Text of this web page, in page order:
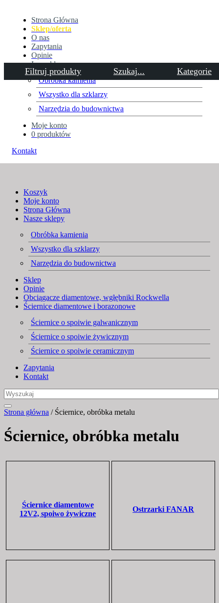
Filtruj produkty Szukaj... Kategorie
Strona Główna
Sklep/oferta
O nas
Zapytania
Opinie
Inne sklepy
Obróbka kamienia
Wszystko dla szklarzy
Narzędzia do budownictwa
Moje konto
0 produktów
Kontakt
Ściernice, obróbka metalu
Ściernice, obróbka metalu
Koszyk
Moje konto
Strona Główna
Nasze sklepy
Obróbka kamienia
Wszystko dla szklarzy
Narzędzia do budownictwa
Sklep
Opinie
Obciągacze diamentowe, wgłębniki Rockwella
Ściernice diamentowe i borazonowe
Ściernice o spoiwie galwanicznym
Ściernice o spoiwie żywicznym
Ściernice o spoiwie ceramicznym
Zapytania
Kontakt
Strona główna / Ściernice, obróbka metalu
Ściernice, obróbka metalu
Ściernice diamentowe
12V2, spoiwo żywiczne
Ostrzarki FANAR